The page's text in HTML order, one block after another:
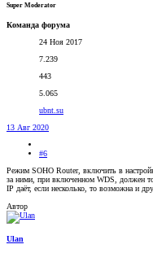
Super Moderator
Команда форума
24 Ноя 2017
7.239
443
5.065
ubnt.su
13 Авг 2020
#6
Режим SOHO Router, включить в
за ними, при включенном WDS, должен
IP даёт, если несколько, то возможна и
Автор
Ulan